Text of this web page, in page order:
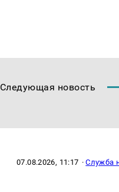
Следующая новость
07.08.2026, 11:17 ·Служба